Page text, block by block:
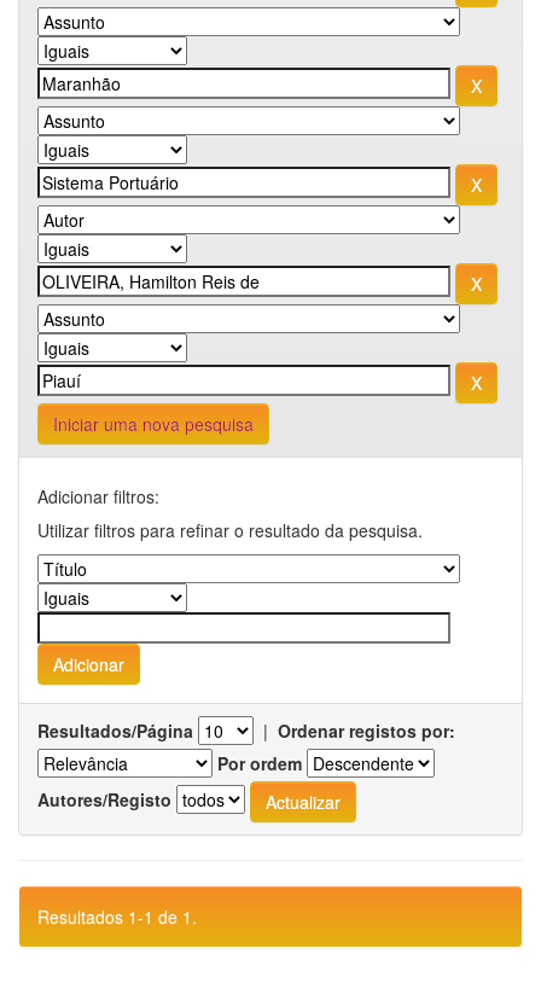
Iniciar uma nova pesquisa
Adicionar filtros:
Utilizar filtros para refinar o resultado da pesquisa.
Resultados/Página | Ordenar registos por:
Por ordem
Autores/Registo
Resultados 1-1 de 1.